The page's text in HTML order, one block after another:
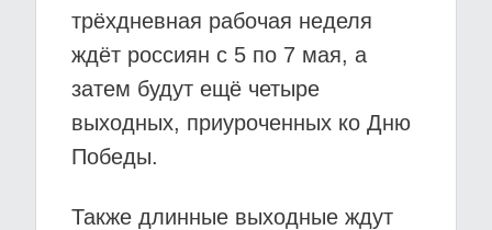
трёхдневная рабочая неделя
ждёт россиян с 5 по 7 мая, а
затем будут ещё четыре
выходных, приуроченных ко Дню
Победы.
Также длинные выходные ждут